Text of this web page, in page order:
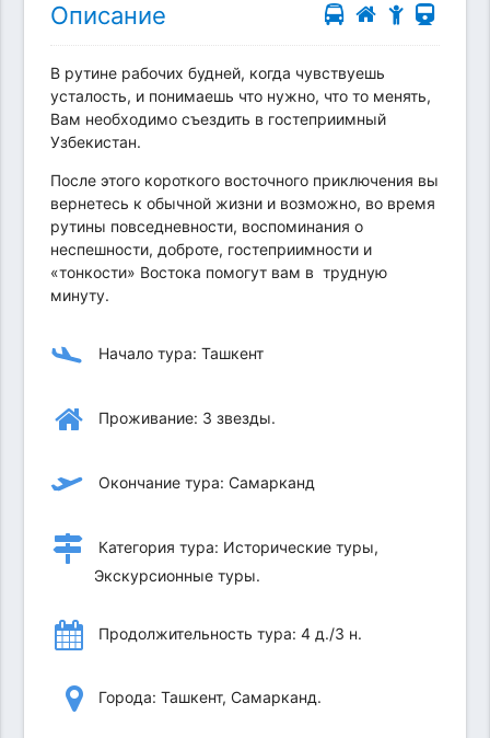
Описание
В рутине рабочих будней, когда чувствуешь
усталость, и понимаешь что нужно, что то менять,
Вам необходимо съездить в гостеприимный
Узбекистан.
После этого короткого восточного приключения вы
вернетесь к обычной жизни и возможно, во время
рутины повседневности, воспоминания о
неспешности, доброте, гостеприимности и
«тонкости» Востока помогут вам в трудную
минуту.
Начало тура: Ташкент
Проживание: 3 звезды.
Окончание тура: Самарканд
Категория тура: Исторические туры,
Экскурсионные туры.
Продолжительность тура: 4 д./3 н.
Города: Ташкент, Самарканд.